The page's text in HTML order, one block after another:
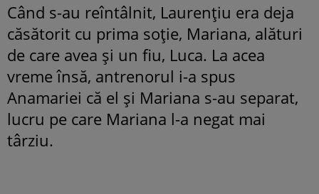
Când s-au reîntâlnit, Laurențiu era deja
căsătorit cu prima soție, Mariana, alături
de care avea și un fiu, Luca. La acea
vreme însă, antrenorul i-a spus
Anamariei că el și Mariana s-au separat,
lucru pe care Mariana l-a negat mai
târziu.